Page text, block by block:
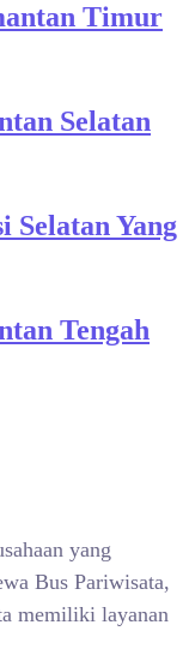
Timur
Selatan
Selatan Yang
Tengah
yang
Bus Pariwisata,
memiliki layanan